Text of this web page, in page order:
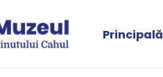
Principală